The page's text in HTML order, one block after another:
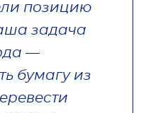
позицию
задача
—
бумагу из